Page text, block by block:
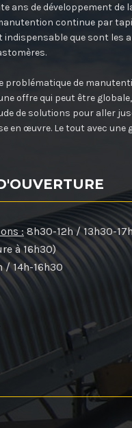
ans de développement de
continue par
indispensable que sont les
problématique de
offre qui peut être globale,
de solutions pour aller
en œuvre. Le tout avec une
: 8h30-12h / 13h30-
à 16h30)
/ 14h-16h30